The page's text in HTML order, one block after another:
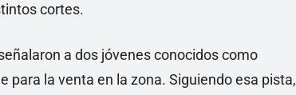
cortes.
a dos jóvenes conocidos como
para la venta en la zona. Siguiendo esa pista,